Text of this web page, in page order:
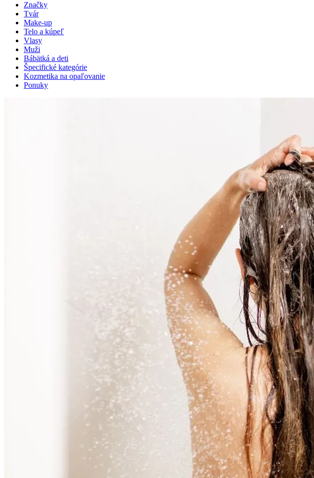
Značky
Tvár
Make-up
Telo a kúpeľ
Vlasy
Muži
Bábätká a deti
Špecifické kategórie
Kozmetika na opaľovanie
Ponuky